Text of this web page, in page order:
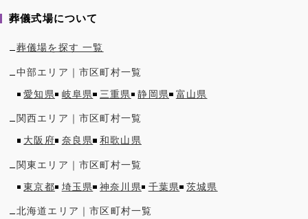
葬儀式場について
葬儀場を探す 一覧
中部エリア｜市区町村一覧
愛知県
岐阜県 三重県 静岡県 富山県
関西エリア｜市区町村一覧
大阪府
奈良県 和歌山県
関東エリア｜市区町村一覧
東京都
埼玉県 神奈川県 千葉県 茨城県
北海道エリア｜市区町村一覧